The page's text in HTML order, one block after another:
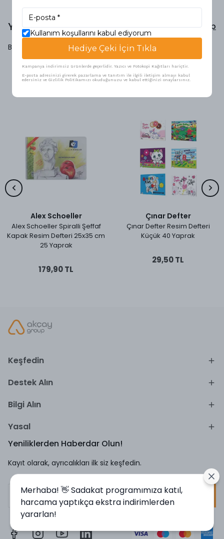
Yorumlar Yorum Yap
Bu ürün için henüz yorum yapılmamış.
Benzer Ürünler
Alex Schoeller
Alex Schoeller Spiralli Şeffaf
Kapak Resim Defteri 25x35 cm
25 Yaprak
179,90 TL
Çınar Defter
Çınar Defter Resim Defteri
Küçük 40 Yaprak
29,50 TL
Keşfedin
Destek Alın
Bilgi Alın
Yasal
Yeniliklerden Haberdar Olun!
Kayıt olarak, ayrıcalıkları ilk siz keşfedin.
Kullanım koşullarını kabul ediyorum
Hediye Çeki İçin Tıkla
Kampanya indirimsiz ürünlerde geçerlidir. Yazıcı ve Fotokopi Kağıtları hariçtir.
E-posta adresinizi girerek pazarlama ve tanıtım ile ilgili iletişim almayı kabul
edersiniz ve Gizlilik Politikamızı okuduğunuzu ve kabul ettiğinizi onaylarsınız.
Merhaba! 👋 Sadakat programımıza katıl,
harcama yaptıkça ekstra indirimlerden
yararlan!